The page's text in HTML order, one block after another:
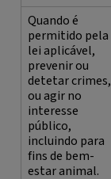
Quando é
permitido pela
lei aplicável,
prevenir ou
detetar crimes,
ou agir no
interesse
público,
incluindo para
fins de bem-
estar animal.